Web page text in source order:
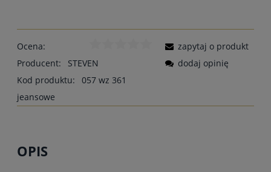
Ocena:
Producent:
STEVEN
Kod produktu:
057 wz 361
jeansowe
zapytaj o produkt
dodaj opinię
OPIS